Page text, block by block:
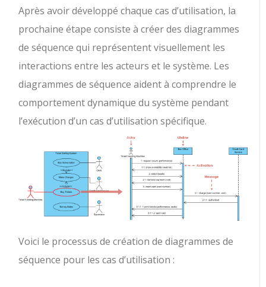
Après avoir développé chaque cas d’utilisation, la
prochaine étape consiste à créer des diagrammes
de séquence qui représentent visuellement les
interactions entre les acteurs et le système. Les
diagrammes de séquence aident à comprendre le
comportement dynamique du système pendant
l’exécution d’un cas d’utilisation spécifique.
Voici le processus de création de diagrammes de
séquence pour les cas d’utilisation :